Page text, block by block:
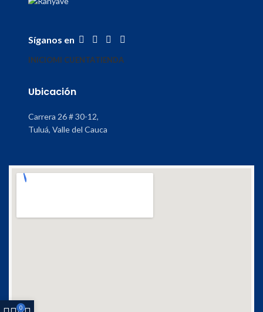
Síganos en
INICIOMI CUENTATIENDA
Ubicación
Carrera 26 # 30-12,
Tuluá, Valle del Cauca
0